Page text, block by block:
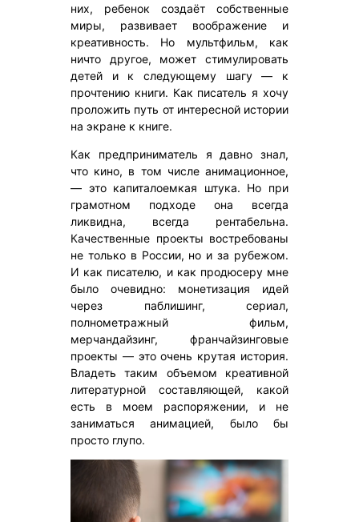
них, ребенок создаёт собственные
миры, развивает воображение и
креативность. Но мультфильм, как
ничто другое, может стимулировать
детей и к следующему шагу — к
прочтению книги. Как писатель я хочу
проложить путь от интересной истории
на экране к книге.
Как предприниматель я давно знал,
что кино, в том числе анимационное,
— это капиталоемкая штука. Но при
грамотном подходе она всегда
ликвидна, всегда рентабельна.
Качественные проекты востребованы
не только в России, но и за рубежом.
И как писателю, и как продюсеру мне
было очевидно: монетизация идей
через паблишинг, сериал,
полнометражный фильм,
мерчандайзинг, франчайзинговые
проекты — это очень крутая история.
Владеть таким объемом креативной
литературной составляющей, какой
есть в моем распоряжении, и не
заниматься анимацией, было бы
просто глупо.